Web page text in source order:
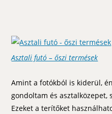
Asztali futó – őszi termések
Amint a fotókból is kiderül,
gondoltam és
Ezeket a terítőket